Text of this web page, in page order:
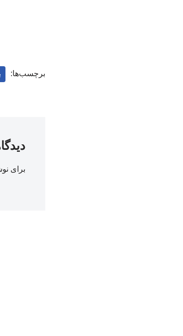
برچسب‌ها:
برای